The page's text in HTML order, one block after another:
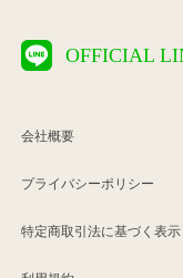
OFFICIAL
会社概要
プライバシーポリシー
特定商取引法に基づく表示